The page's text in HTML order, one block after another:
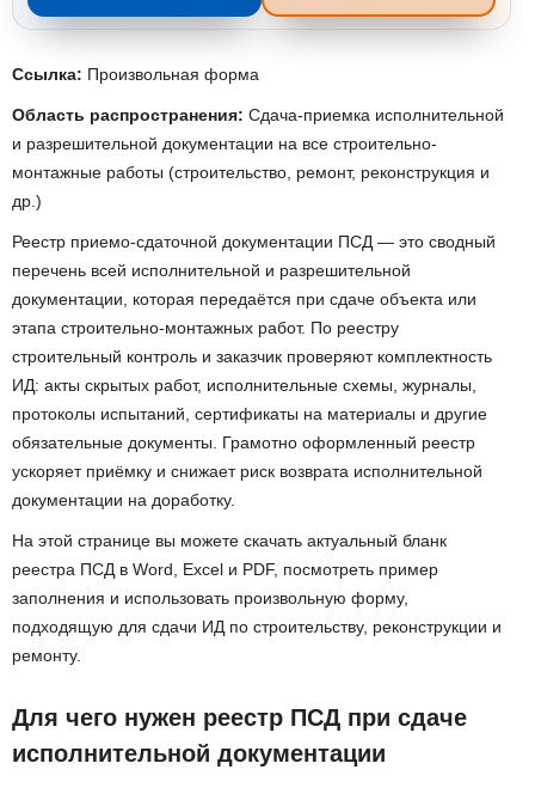
Ссылка: Произвольная форма
Область распространения: Сдача-приемка исполнительной
и разрешительной документации на все строительно-
монтажные работы (строительство, ремонт, реконструкция и
др.)
Реестр приемо-сдаточной документации ПСД — это сводный
перечень всей исполнительной и разрешительной
документации, которая передаётся при сдаче объекта или
этапа строительно-монтажных работ. По реестру
строительный контроль и заказчик проверяют комплектность
ИД: акты скрытых работ, исполнительные схемы, журналы,
протоколы испытаний, сертификаты на материалы и другие
обязательные документы. Грамотно оформленный реестр
ускоряет приёмку и снижает риск возврата исполнительной
документации на доработку.
На этой странице вы можете скачать актуальный бланк
реестра ПСД в Word, Excel и PDF, посмотреть пример
заполнения и использовать произвольную форму,
подходящую для сдачи ИД по строительству, реконструкции и
ремонту.
Для чего нужен реестр ПСД при сдаче
исполнительной документации